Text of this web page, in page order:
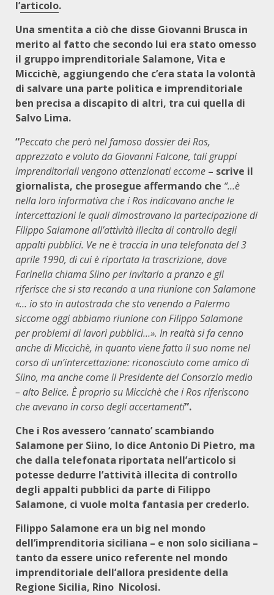
l’articolo.
Una smentita a ciò che disse Giovanni Brusca in
merito al fatto che secondo lui era stato omesso
il gruppo imprenditoriale Salamone, Vita e
Miccichè, aggiungendo che c’era stata la volontà
di salvare una parte politica e imprenditoriale
ben precisa a discapito di altri, tra cui quella di
Salvo Lima.
“Peccato che però nel famoso dossier dei Ros,
apprezzato e voluto da Giovanni Falcone, tali gruppi
imprenditoriali vengono attenzionati eccome – scrive il
giornalista, che prosegue affermando che “…è
nella loro informativa che i Ros indicavano anche le
intercettazioni le quali dimostravano la partecipazione di
Filippo Salamone all’attività illecita di controllo degli
appalti pubblici. Ve ne è traccia in una telefonata del 3
aprile 1990, di cui è riportata la trascrizione, dove
Farinella chiama Siino per invitarlo a pranzo e gli
riferisce che si sta recando a una riunione con Salamone
«… io sto in autostrada che sto venendo a Palermo
siccome oggi abbiamo riunione con Filippo Salamone
per problemi di lavori pubblici…». In realtà si fa cenno
anche di Miccichè, in quanto viene fatto il suo nome nel
corso di un’intercettazione: riconosciuto come amico di
Siino, ma anche come il Presidente del Consorzio medio
– alto Belice. È proprio su Miccichè che i Ros riferiscono
che avevano in corso degli accertamenti”.
Che i Ros avessero ‘cannato’ scambiando
Salamone per Siino, lo dice Antonio Di Pietro, ma
che dalla telefonata riportata nell’articolo si
potesse dedurre l’attività illecita di controllo
degli appalti pubblici da parte di Filippo
Salamone, ci vuole molta fantasia per crederlo.
Filippo Salamone era un big nel mondo
dell’imprenditoria siciliana – e non solo siciliana –
tanto da essere unico referente nel mondo
imprenditoriale dell’allora presidente della
Regione Sicilia, Rino Nicolosi.